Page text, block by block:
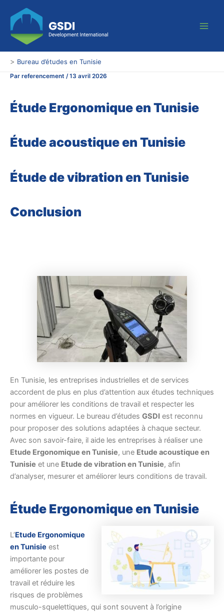
contenu
> Bureau d’études en Tunisie
Par referencement /13 avril 2026
Étude Ergonomique en Tunisie
Étude acoustique en Tunisie
Étude de vibration en Tunisie
Conclusion
En Tunisie, les entreprises industrielles et de services
accordent de plus en plus d’attention aux études techniques
pour améliorer les conditions de travail et respecter les
normes en vigueur. Le bureau d’études GSDI est reconnu
pour proposer des solutions adaptées à chaque secteur.
Avec son savoir-faire, il aide les entreprises à réaliser une
Etude Ergonomique en Tunisie, une Etude acoustique en
Tunisie et une Etude de vibration en Tunisie, afin
d’analyser, mesurer et améliorer leurs conditions de travail.
Étude Ergonomique en Tunisie
L’Etude Ergonomique
en Tunisie est
importante pour
améliorer les postes de
travail et réduire les
risques de problèmes
musculo-squelettiques, qui sont souvent à l’origine